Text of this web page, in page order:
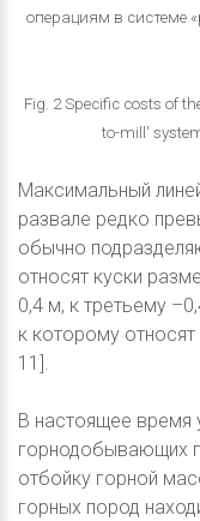
операциям в системе
Fig. 2 Specific costs of
to-mill'
Максимальный
развале редко
обычно
относят куски
0,4 м, к третьему
к которому
11].
В настоящее время
горнодобывающих
отбойку горной
горных пород